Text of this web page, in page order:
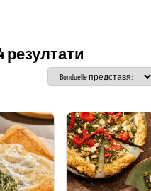
резултати